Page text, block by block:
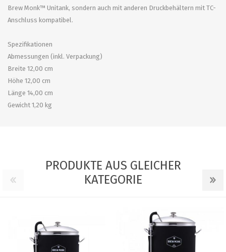
Brew Monk™ Unitank, sondern auch mit anderen Druckbehältern mit TC-
Anschluss kompatibel.
Spezifikationen
Abmessungen (inkl. Verpackung)
Breite 12,00 cm
Höhe 12,00 cm
Länge 14,00 cm
Gewicht 1,20 kg
PRODUKTE AUS GLEICHER
KATEGORIE